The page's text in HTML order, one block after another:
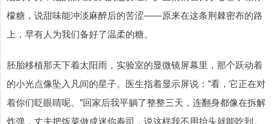
檬糖，说甜味能冲淡麻醉后的苦涩——原来在这条荆棘密布的路
上，早有人为我们备好了温柔的糖。
胚胎移植那天下着太阳雨，实验室的显微镜屏幕里，那个跃动着
的小光点像坠入凡间的星子。医生指着显示屏说："看，它正在对
着你们眨眼睛呢。"回家后我平躺了整整三天，连翻身都像在拆解
炸弹，丈夫把饭菜做成迷你寿司，说这样我不用抬头就能吃到。